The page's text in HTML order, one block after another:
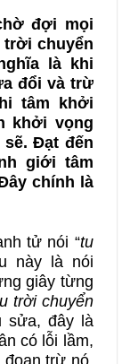
đợi mọi
trời chuyển
là khi
đổi và trừ
tâm khởi
khởi vọng
Đạt đến
giới tâm
chính là
tử nói “tu
này là nói
giây từng
trời chuyển
sửa, đây là
có lỗi lầm,
đoạn trừ nó.